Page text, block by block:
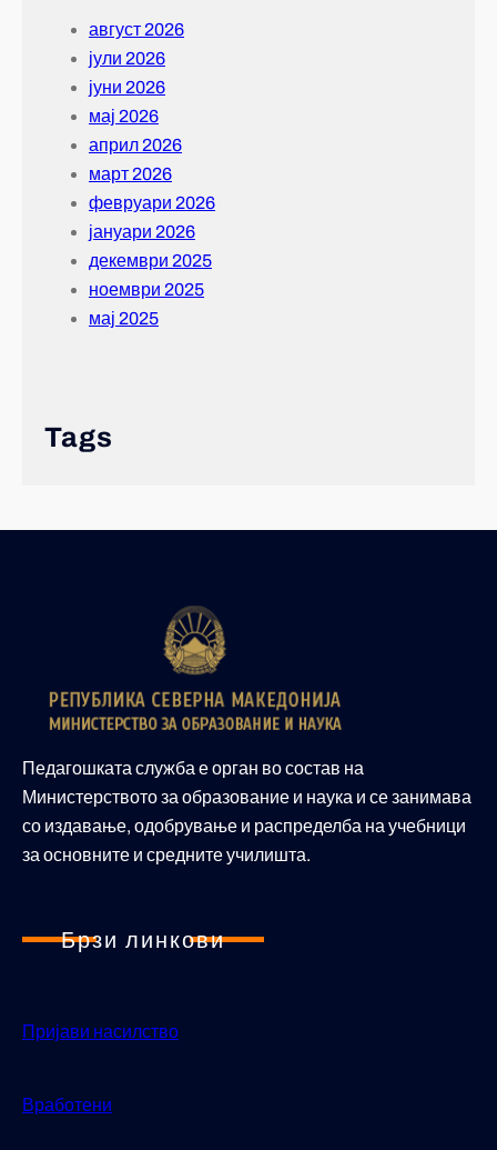
август 2026
јули 2026
јуни 2026
мај 2026
април 2026
март 2026
февруари 2026
јануари 2026
декември 2025
ноември 2025
мај 2025
Tags
Педагошката служба е орган во состав на
Министерството за образование и наука и се занимава
со издавање, одобрување и распределба на учебници
за основните и средните училишта.
Брзи линкови
Пријави насилство
Вработени